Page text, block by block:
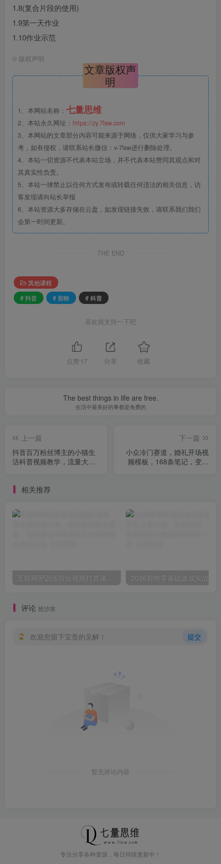
1.8(复合片段的使用)
1.9第一天作业
1.10作业示范
© 版权声明
文章版权声
明
1、本网站名称： 七量思维
2、本站永久网址： https://zy.7lsw.com
3、本网站的文章部分内容可能来源于网络，仅供大家学习与参
考，如有侵权，请联系站长微信：v-7lsw进行删除处理。
4、本站一切资源不代表本站立场，并不代表本站赞同其观点和对
其真实性负责。
5、本站一律禁止以任何方式发布或转载任何违法的相关信息，访
客发现请向站长举报
6、本站资源大多存储在云盘，如发现链接失效，请联系我们我们
会第一时间更新。
THE END
其他课程
# 抖音
# 剪映 # 科普
喜欢就支持一下吧
点赞 17 分享 收藏
The best things in life are free.
生活中最美好的事都是免费的
上一篇
抖音百万粉丝博主的小猫生
活科普视频教学，流量大起
下一篇
小众冷门赛道，婚礼开场视
频模板，168条笔记，变现
相关推荐
评论 抢沙发
欢迎您留下宝贵的见解！ 提交
暂无评论内容
专注分享各种资源，每日持续更新中！